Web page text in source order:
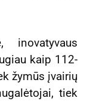
inovatyvaus
kaip 112-
žymūs įvairių
tiek